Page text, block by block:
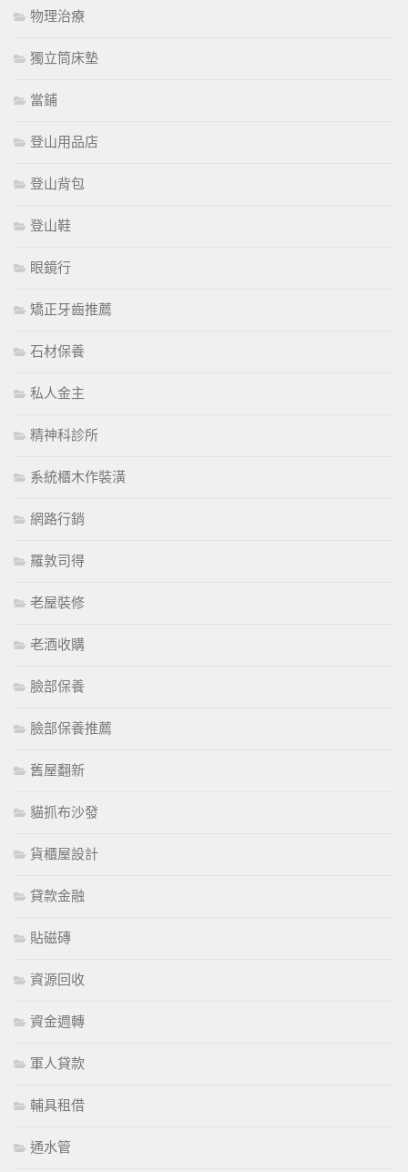
物理治療
獨立筒床墊
當鋪
登山用品店
登山背包
登山鞋
眼鏡行
矯正牙齒推薦
石材保養
私人金主
精神科診所
系統櫃木作裝潢
網路行銷
羅敦司得
老屋裝修
老酒收購
臉部保養
臉部保養推薦
舊屋翻新
貓抓布沙發
貨櫃屋設計
貸款金融
貼磁磚
資源回收
資金週轉
軍人貸款
輔具租借
通水管